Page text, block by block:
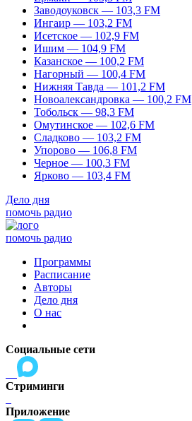
Заводоуковск — 103,3 FM
Ингаир — 103,2 FM
Исетское — 102,9 FM
Ишим — 104,9 FM
Казанское — 100,2 FM
Нагорный — 100,4 FM
Нижняя Тавда — 101,2 FM
Новоалександровка — 100,2 FM
Тобольск — 98,3 FM
Омутинское — 102,6 FM
Сладково — 103,2 FM
Упорово — 106,8 FM
Черное — 100,3 FM
Ярково — 103,4 FM
Дело дня
помочь радио
помочь радио
Программы
Расписание
Авторы
Дело дня
О нас
Социальные сети
Стриминги
Приложение